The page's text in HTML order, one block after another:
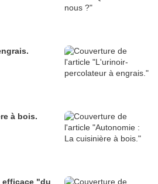
à bois.
efficace "du